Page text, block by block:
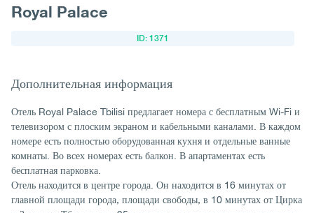
Royal Palace
ID: 1371
Дополнительная информация
Отель Royal Palace Tbilisi предлагает номера с бесплатным Wi-Fi и
телевизором с плоским экраном и кабельными каналами. В каждом
номере есть полностью оборудованная кухня и отдельные ванные
комнаты. Во всех номерах есть балкон. В апартаментах есть
бесплатная парковка.
Отель находится в центре города. Он находится в 16 минутах от
главной площади города, площади свободы, в 10 минутах от Цирка